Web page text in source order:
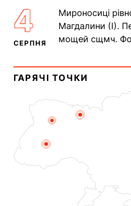
Равенійського
4
СЕРПНЯ
Мироносиці
Магдалини (I).
мощей сщмч.
(1693). Сщмч.
Накарякова...
ГАРЯЧІ ТОЧКИ